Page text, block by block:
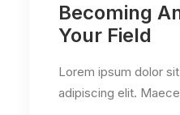
Becoming
Your Field
Lorem ipsum dolor
adipiscing elit.